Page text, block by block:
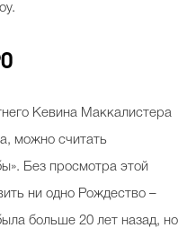
Кевина Маккалистера
можно считать
Без просмотра этой
ни одно Рождество –
больше 20 лет назад, но